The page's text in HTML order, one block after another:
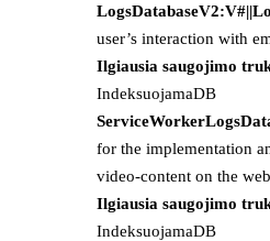
user’s interaction with
Ilgiausia saugojimo
IndeksuojamaDB
for the implementation
video-content on the
Ilgiausia saugojimo
IndeksuojamaDB